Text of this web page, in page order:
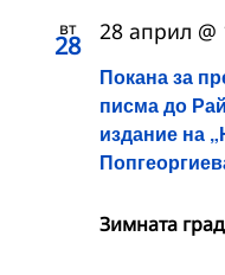
вт
28
Покана за
писма до
издание на
28 април @
Зимната